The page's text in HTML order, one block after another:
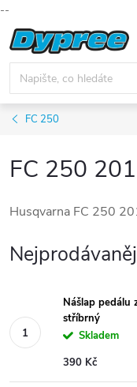
--
Přejít
na
obsah
FC 250
FC 250
Husqvarna FC 250
Nášlap pedálu
stříbrný
Skladem
390 Kč